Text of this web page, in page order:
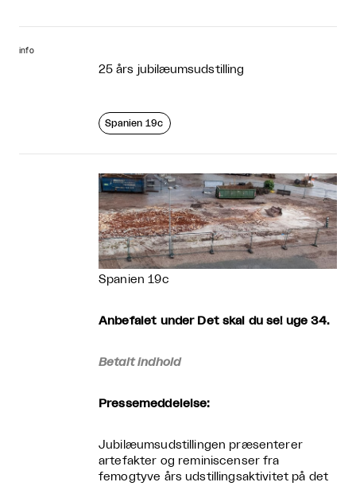
info
25 års jubilæumsudstilling
Spanien 19c
Spanien 19c
Anbefalet under Det skal du se! uge 34.
Betalt indhold
Pressemeddelelse:
Jubilæumsudstillingen præsenterer
artefakter og reminiscenser fra
femogtyve års udstillingsaktivitet på det